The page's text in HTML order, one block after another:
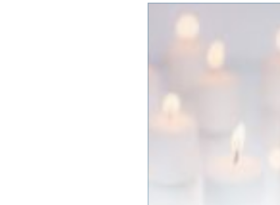
och om de väljer att
komma tillbaka. När
kraven på komfort,